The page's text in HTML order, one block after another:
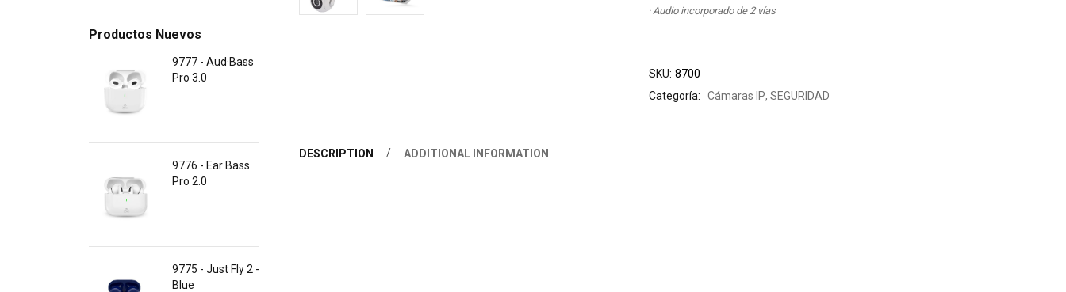
Productos Nuevos
9777 - Aud·Bass
Pro 3.0
9776 - Ear·Bass
Pro 2.0
9775 - Just Fly 2 -
Blue
· Audio incorporado de 2 vías
SKU: 8700
Categoría:
Cámaras IP, SEGURIDAD
DESCRIPTION ADDITIONAL INFORMATION